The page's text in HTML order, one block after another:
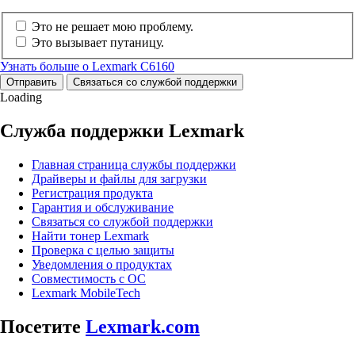
Это не решает мою проблему.
Это вызывает путаницу.
Узнать больше о Lexmark C6160
Отправить Связаться со службой поддержки
Loading
Служба поддержки Lexmark
Главная страница службы поддержки
Драйверы и файлы для загрузки
Регистрация продукта
Гарантия и обслуживание
Связаться со службой поддержки
Найти тонер Lexmark
Проверка с целью защиты
Уведомления о продуктах
Совместимость с ОС
Lexmark MobileTech
Посетите Lexmark.com